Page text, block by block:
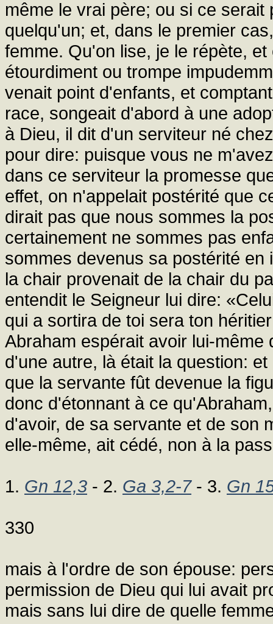
même le vrai père; ou si ce
quelqu'un; et, dans le premier
femme. Qu'on lise, je le répète,
étourdiment ou trompe
venait point d'enfants, et
race, songeait d'abord à une
à Dieu, il dit d'un serviteur né
pour dire: puisque vous ne
dans ce serviteur la promesse
effet, on n'appelait postérité que
dirait pas que nous sommes la
certainement ne sommes pas
sommes devenus sa postérité
la chair provenait de la chair du
entendit le Seigneur lui dire:
qui a sortira de toi sera ton
Abraham espérait avoir lui-
d'une autre, là était la question:
que la servante fût devenue la
donc d'étonnant à ce
d'avoir, de sa servante et de son
elle-même, ait cédé, non à la
1. Gn 12,3 - 2. Ga 3,2-7- 3. Gn
330
mais à l'ordre de son épouse:
permission de Dieu qui lui avait
mais sans lui dire de quelle